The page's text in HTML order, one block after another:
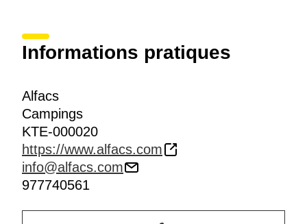
Informations pratiques
Alfacs
Campings
KTE-000020
https://www.alfacs.com
info@alfacs.com
977740561